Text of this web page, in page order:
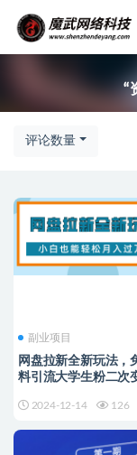
“
评论数量
副业项目
网盘拉新全新玩法，
料引流大学生粉二次
2024-12-14 126